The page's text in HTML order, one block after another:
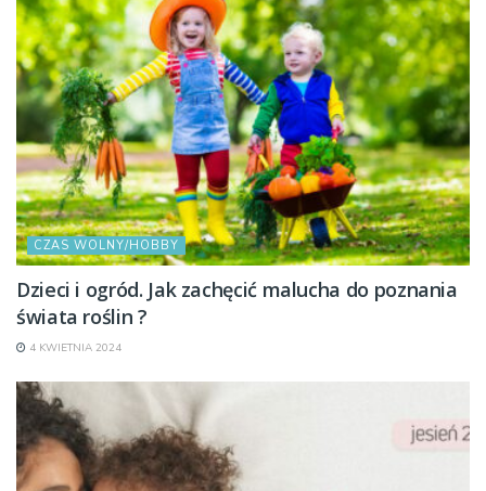
CZAS WOLNY/HOBBY
Dzieci i ogród. Jak zachęcić malucha do poznania
świata roślin ?
4 KWIETNIA 2024